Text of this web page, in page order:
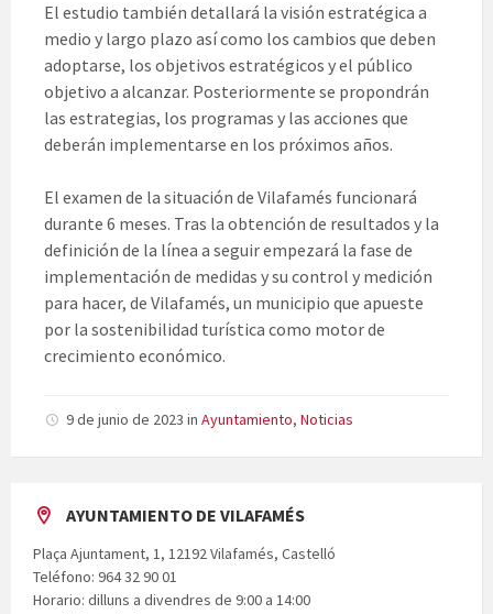
El estudio también detallará la visión estratégica a
medio y largo plazo así como los cambios que deben
adoptarse, los objetivos estratégicos y el público
objetivo a alcanzar. Posteriormente se propondrán
las estrategias, los programas y las acciones que
deberán implementarse en los próximos años.
El examen de la situación de Vilafamés funcionará
durante 6 meses. Tras la obtención de resultados y la
definición de la línea a seguir empezará la fase de
implementación de medidas y su control y medición
para hacer, de Vilafamés, un municipio que apueste
por la sostenibilidad turística como motor de
crecimiento económico.
9 de junio de 2023 in Ayuntamiento, Noticias
AYUNTAMIENTO DE VILAFAMÉS
Plaça Ajuntament, 1, 12192 Vilafamés, Castelló
Teléfono: 964 32 90 01
Horario: dilluns a divendres de 9:00 a 14:00